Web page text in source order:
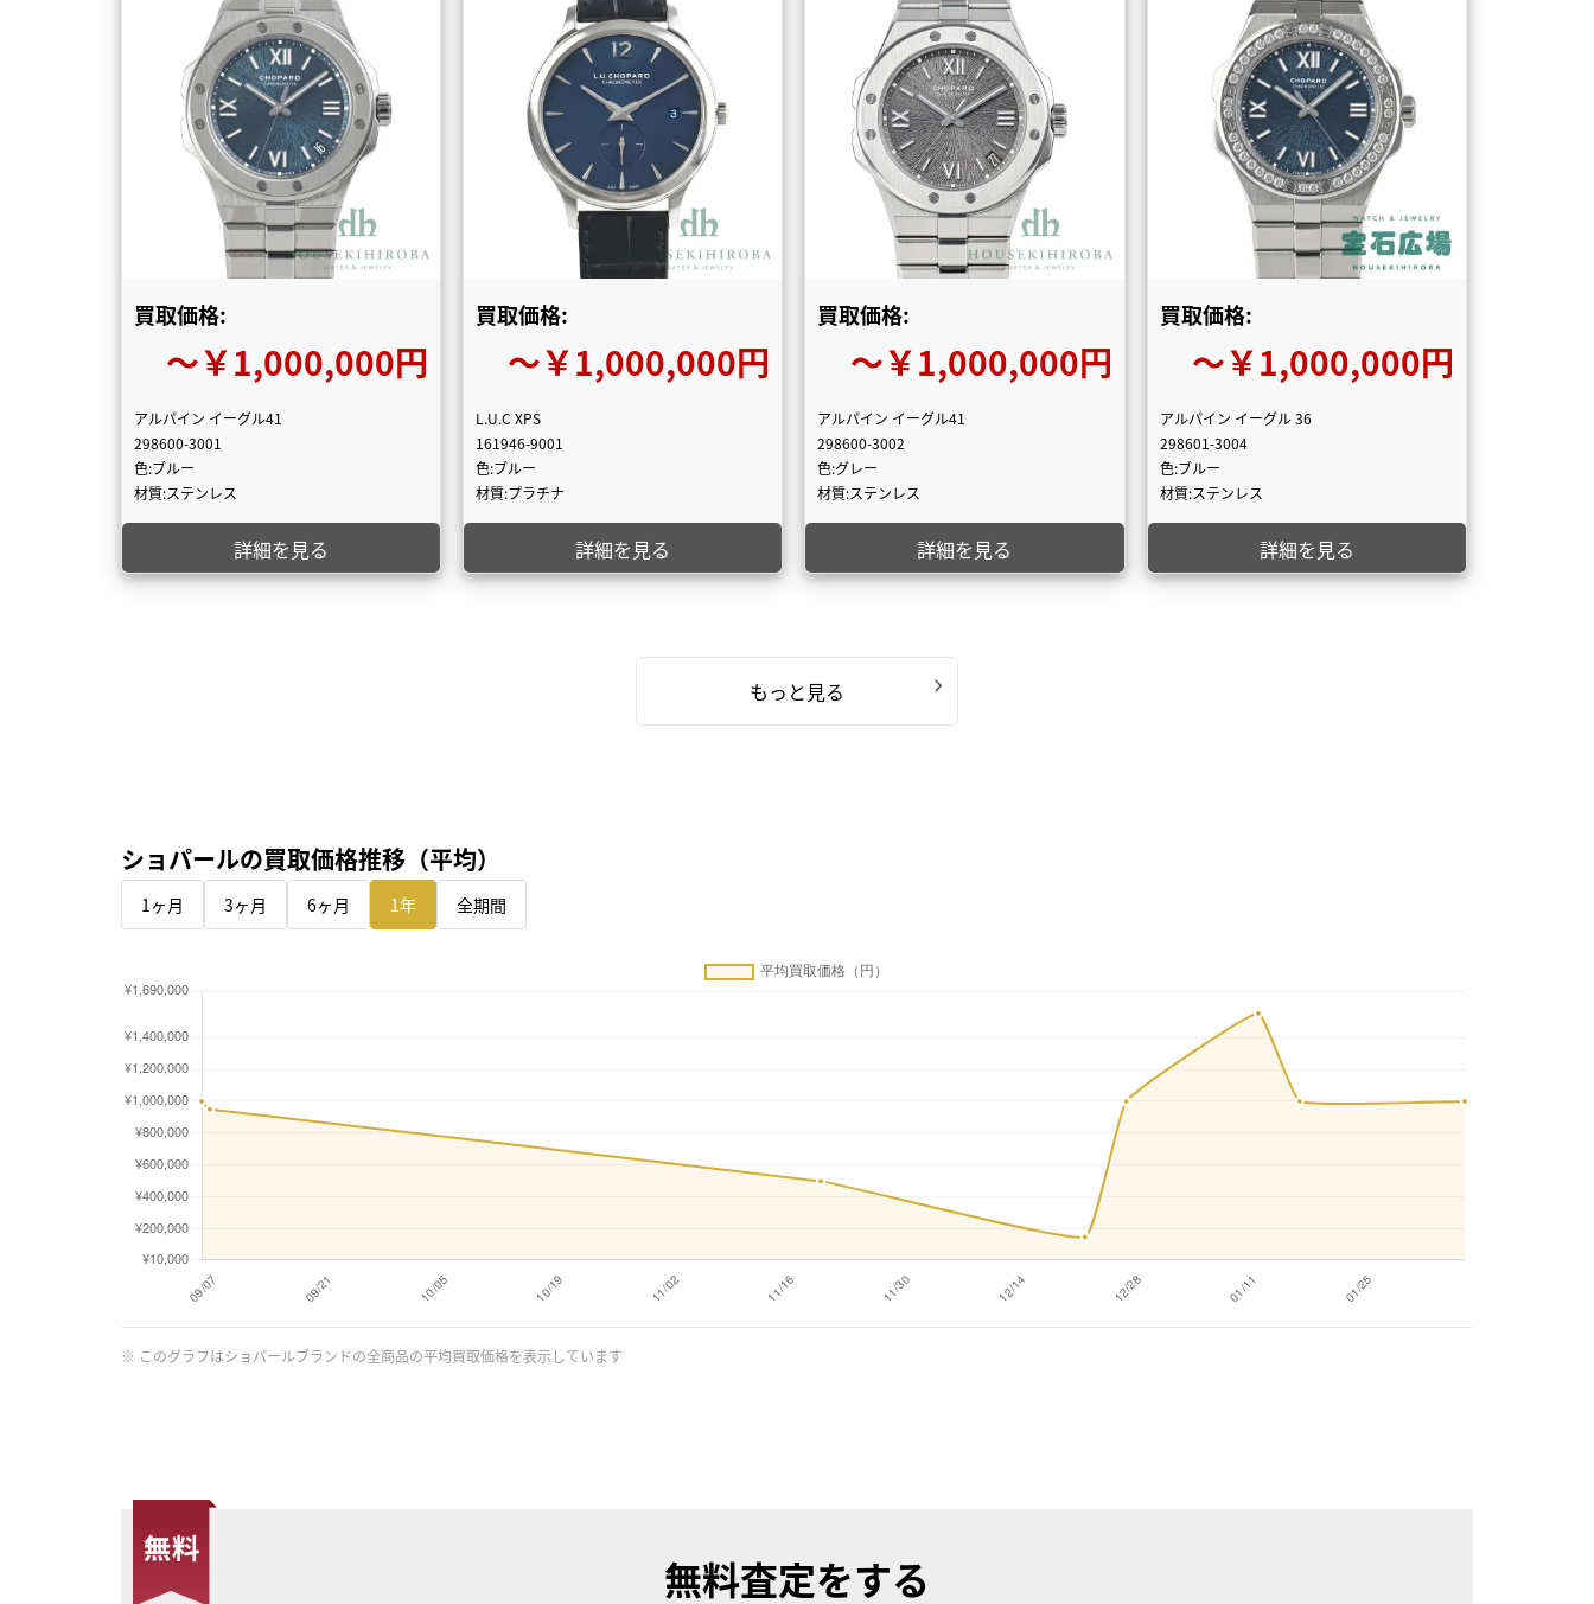
買取価格:
〜￥1,000,000円
アルパイン イーグル41
298600-3001
色:ブルー
材質:ステンレス
詳細を見る
買取価格:
〜￥1,000,000円
L.U.C XPS
161946-9001
色:ブルー
材質:プラチナ
詳細を見る
買取価格:
〜￥1,000,000円
アルパイン イーグル41
298600-3002
色:グレー
材質:ステンレス
詳細を見る
買取価格:
〜￥1,000,000円
アルパイン イーグル 36
298601-3004
色:ブルー
材質:ステンレス
詳細を見る
もっと見る
ショパールの買取価格推移（平均）
1ヶ月 3ヶ月 6ヶ月 1年 全期間
※ このグラフはショパールブランドの全商品の平均買取価格を表示しています
無料査定をする